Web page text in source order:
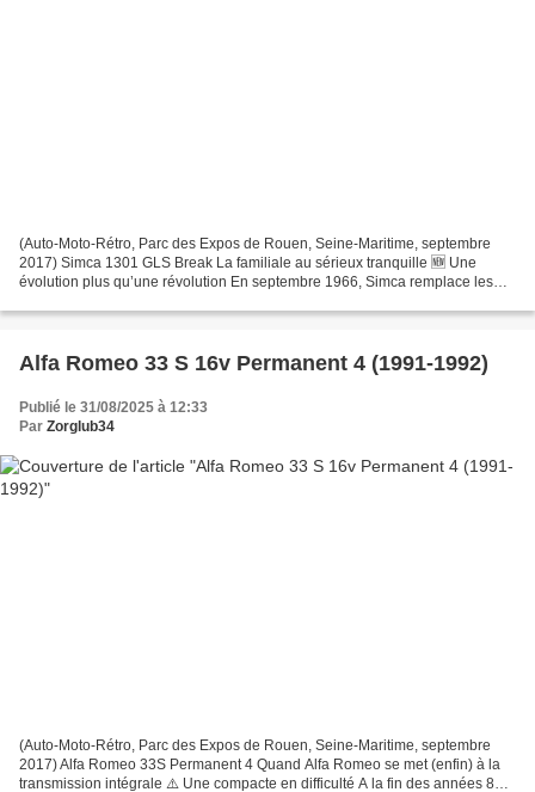
(Auto-Moto-Rétro, Parc des Expos de Rouen, Seine-Maritime, septembre
2017) Simca 1301 GLS Break La familiale au sérieux tranquille 🆕 Une
évolution plus qu’une révolution En septembre 1966, Simca remplace les
Alfa Romeo 33 S 16v Permanent 4 (1991-1992)
Publié le 31/08/2025 à 12:33
Par Zorglub34
(Auto-Moto-Rétro, Parc des Expos de Rouen, Seine-Maritime, septembre
2017) Alfa Romeo 33S Permanent 4 Quand Alfa Romeo se met (enfin) à la
transmission intégrale ⚠️ Une compacte en difficulté A la fin des années 80, l'